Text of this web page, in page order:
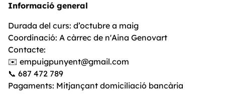
Informació general
Durada del curs: d’octubre a maig
Coordinació: A càrrec de n'Aina Genovart
Contacte:
✉️ empuigpunyent@gmail.com
📞 687 472 789
Pagaments: Mitjançant domiciliació bancària